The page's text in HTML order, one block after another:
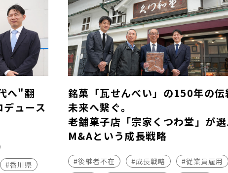
へ"翻
デュース
#香川県
銘菓「瓦せんべい」の150年の伝
未来へ繋ぐ。
老舗菓子店「宗家くつわ堂」が
M&Aという成長戦略
#後継者不在 #成長戦略
#従業員雇用